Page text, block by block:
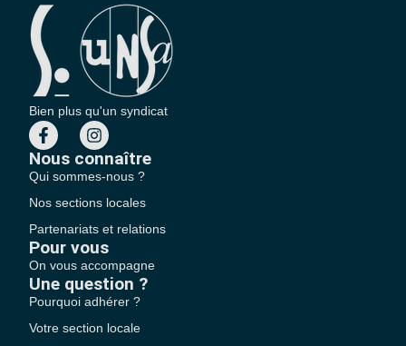
Bien plus qu'un syndicat
Nous connaître
Qui sommes-nous ?
Nos sections locales
Partenariats et relations
Pour vous
On vous accompagne
Une question ?
Pourquoi adhérer ?
Votre section locale